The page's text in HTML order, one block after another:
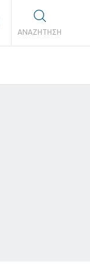
ΑΝΑΖΗΤΗΣΗ